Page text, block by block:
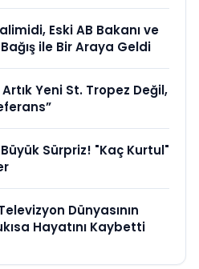
Eski AB Bakanı ve
ile Bir Araya Geldi
Yeni St. Tropez Değil,
Sürpriz! "Kaç Kurtul"
Dünyasının
Hayatını Kaybetti